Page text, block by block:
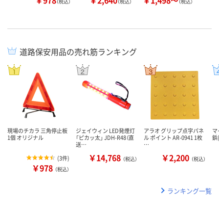
道路保安用品の売れ筋ランキング
現場のチカラ 三角停止板
1個 オリジナル
(3件)
￥978 （税込）
ジェイウィン LED発煙灯
「ピカッ太」 JDH-R48（直
送…
￥14,768 （税込）
アラオ グリップ点字パネ
ル ポイント AR-0941 1枚
…
￥2,200 （税込）
鋲
ランキング一覧